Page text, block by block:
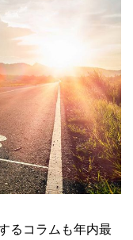
るコラムも年内最